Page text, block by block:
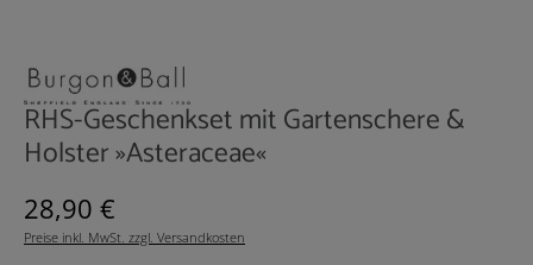
RHS-Geschenkset mit Gartenschere &
Holster »Asteraceae«
Regulärer Preis:
28,90 €
Preise inkl. MwSt. zzgl. Versandkosten